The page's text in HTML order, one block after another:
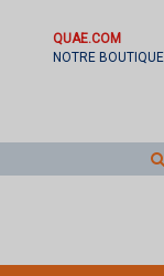
QUAE.COM
NOTRE